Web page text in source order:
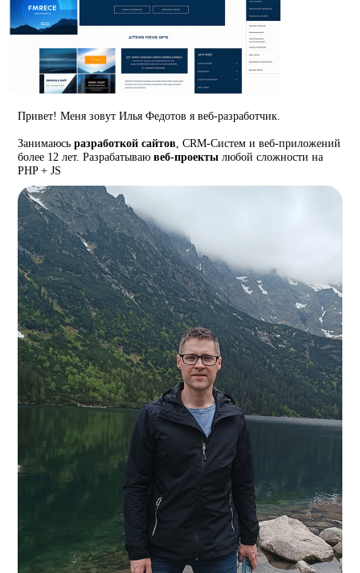
Привет! Меня зовут Илья Федотов я веб-разработчик.
Занимаюсьразработкой сайтов , CRM-Систем и веб-приложений
более 12 лет. Разрабатываювеб-проекты любой сложности на
PHP + JS